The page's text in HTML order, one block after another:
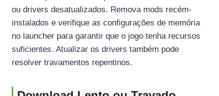
ou drivers desatualizados. Remova mods recém-
instalados e verifique as configurações de memória
no launcher para garantir que o jogo tenha recursos
suficientes. Atualizar os drivers também pode
resolver travamentos repentinos.